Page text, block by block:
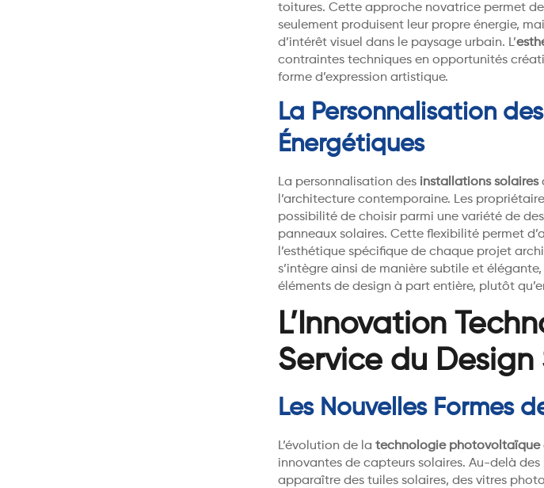
toitures. Cette approche novatrice permet
seulement produisent leur propre énergie,
d’intérêt visuel dans le paysage urbain. L’
contraintes techniques en opportunités
forme d’expression artistique.
La Personnalisation
Énergétiques
La personnalisation des installations solaires
l’architecture contemporaine. Les
possibilité de choisir parmi une variété de
panneaux solaires. Cette flexibilité permet
l’esthétique spécifique de chaque projet
s’intègre ainsi de manière subtile et
éléments de design à part entière, plutôt
L’Innovation
Service du Design
Les Nouvelles Formes
L’évolution de la technologie photovoltaïque
innovantes de capteurs solaires. Au-delà
apparaître des tuiles solaires, des vitres